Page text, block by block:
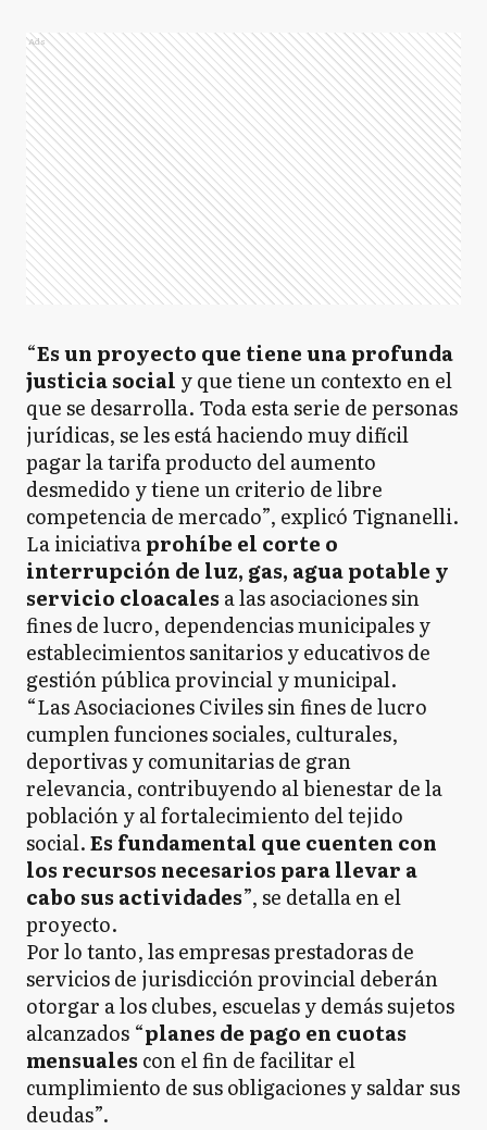
Ads
“Es un proyecto que tiene una profunda
justicia social y que tiene un contexto en el
que se desarrolla. Toda esta serie de personas
jurídicas, se les está haciendo muy difícil
pagar la tarifa producto del aumento
desmedido y tiene un criterio de libre
competencia de mercado”, explicó Tignanelli.
La iniciativaprohíbe el corte o
interrupción de luz, gas, agua potable y
servicio cloacales a las asociaciones sin
fines de lucro, dependencias municipales y
establecimientos sanitarios y educativos de
gestión pública provincial y municipal.
“Las Asociaciones Civiles sin fines de lucro
cumplen funciones sociales, culturales,
deportivas y comunitarias de gran
relevancia, contribuyendo al bienestar de la
población y al fortalecimiento del tejido
social.Es fundamental que cuenten con
los recursos necesarios para llevar a
cabo sus actividades”, se detalla en el
proyecto.
Por lo tanto, las empresas prestadoras de
servicios de jurisdicción provincial deberán
otorgar a los clubes, escuelas y demás sujetos
alcanzados “planes de pago en cuotas
mensuales con el fin de facilitar el
cumplimiento de sus obligaciones y saldar sus
deudas”.